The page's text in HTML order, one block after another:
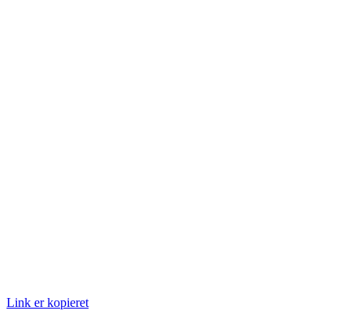
Link er kopieret